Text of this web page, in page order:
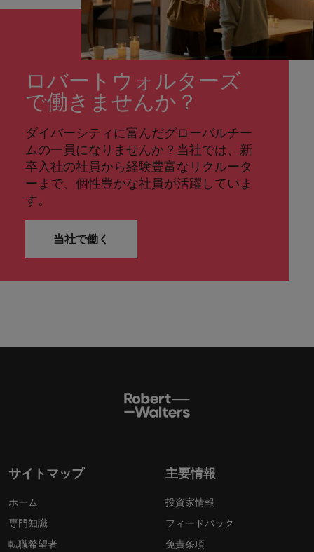
ロバートウォルターズ
で働きませんか？
ダイバーシティに富んだグローバルチー
ムの一員になりませんか？当社では、新
卒入社の社員から経験豊富なリクルータ
ーまで、個性豊かな社員が活躍していま
す。
当社で働く
サイトマップ
ホーム
専門知識
転職希望者
主要情報
投資家情報
フィードバック
免責条項